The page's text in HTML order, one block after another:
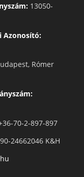
13050-
Azonosító:
Rómer
70-2-897-897
24662046 K&H